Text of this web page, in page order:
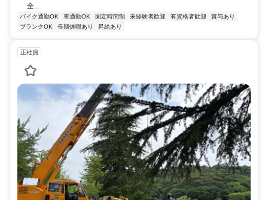
全...
バイク通勤OK 車通勤OK 固定時間制 未経験者歓迎 有資格者歓迎
賞与あり
ブランクOK
長期休暇あり 昇給あり
正社員